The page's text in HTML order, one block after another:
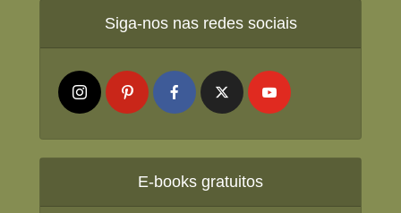
Siga-nos nas redes sociais
E-books gratuitos